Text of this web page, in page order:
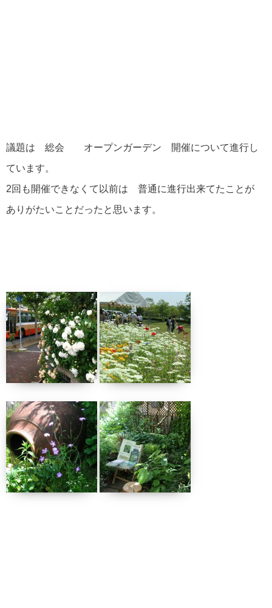
議題は 総会 オープンガーデン 開催について進行し
ています。
2回も開催できなくて以前は 普通に進行出来てたことが
ありがたいことだったと思います。